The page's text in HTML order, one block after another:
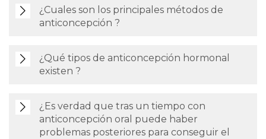
¿Cuales son los principales métodos de
anticoncepción ?
¿Qué tipos de anticoncepción hormonal
existen ?
¿Es verdad que tras un tiempo con
anticoncepción oral puede haber
problemas posteriores para conseguir el